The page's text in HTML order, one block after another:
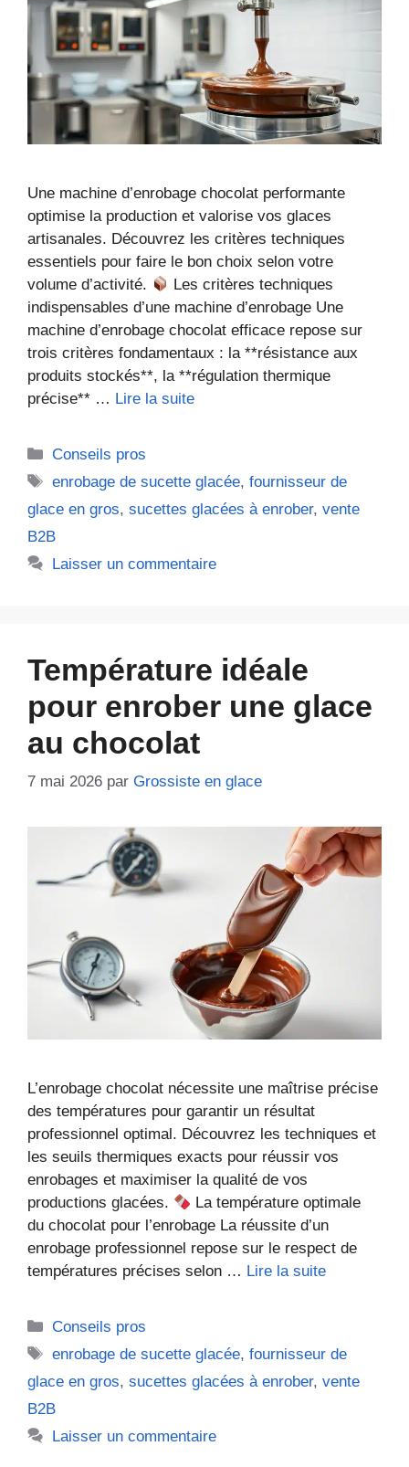
Une machine d’enrobage chocolat performante
optimise la production et valorise vos glaces
artisanales. Découvrez les critères techniques
essentiels pour faire le bon choix selon votre
volume d’activité.
Les critères techniques
indispensables d’une machine d’enrobage Une
machine d’enrobage chocolat efficace repose sur
trois critères fondamentaux : la **résistance aux
produits stockés**, la **régulation thermique
précise** … Lire la suite
Catégories
Conseils pros
Étiquettes
enrobage de sucette glacée,fournisseur de
glace en gros, sucettes glacées à enrober, vente
B2B
Laisser un commentaire
Température idéale
pour enrober une glace
au chocolat
7 mai 2026 par Grossiste en glace
L’enrobage chocolat nécessite une maîtrise précise
des températures pour garantir un résultat
professionnel optimal. Découvrez les techniques et
les seuils thermiques exacts pour réussir vos
enrobages et maximiser la qualité de vos
productions glacées.
La température optimale
du chocolat pour l’enrobage La réussite d’un
enrobage professionnel repose sur le respect de
températures précises selon … Lire la suite
Catégories
Conseils pros
Étiquettes
enrobage de sucette glacée,fournisseur de
glace en gros, sucettes glacées à enrober, vente
B2B
Laisser un commentaire